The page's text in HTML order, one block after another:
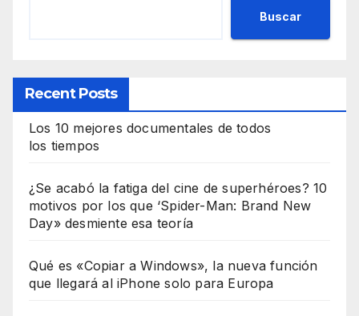
Buscar
Recent Posts
Los 10 mejores documentales de todos
los tiempos
¿Se acabó la fatiga del cine de superhéroes? 10
motivos por los que ‘Spider-Man: Brand New
Day» desmiente esa teoría
Qué es «Copiar a Windows», la nueva función
que llegará al iPhone solo para Europa